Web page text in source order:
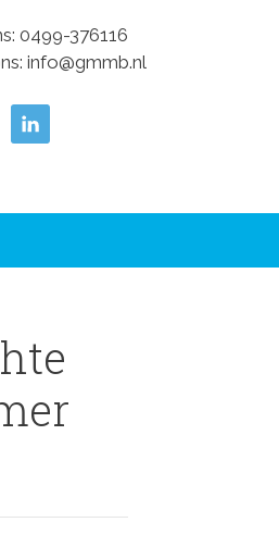
0499-376116
info@gmmb.nl